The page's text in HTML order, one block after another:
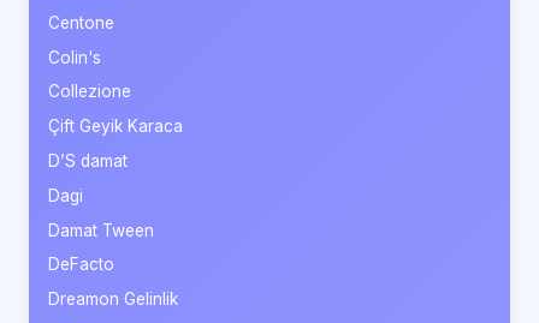
Centone
Colin's
Collezione
Çift Geyik Karaca
D’S damat
Dagi
Damat Tween
DeFacto
Dreamon Gelinlik